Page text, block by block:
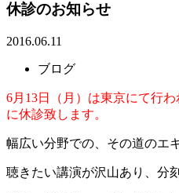
休診のお知らせ
2016.06.11
ブログ
6月13日（月）は東京にて行
に休診致します。
幅広い分野での、その道のエ
聴きたい講演が沢山あり、分